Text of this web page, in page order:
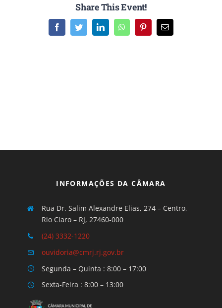
Share This Event!
FacebookTwitterLinkedInWhatsAppPinterest
E-
INFORMAÇÕES DA CÂMARA
Rua Dr. Salim Alexandre Elias, 274 – Centro,
Rio Claro – RJ, 27460-000
(24) 3332-1220
ouvidoria@cmrj.rj.gov.br
Segunda – Quinta : 8:00 – 17:00
Sexta-Feira : 8:00 – 13:00